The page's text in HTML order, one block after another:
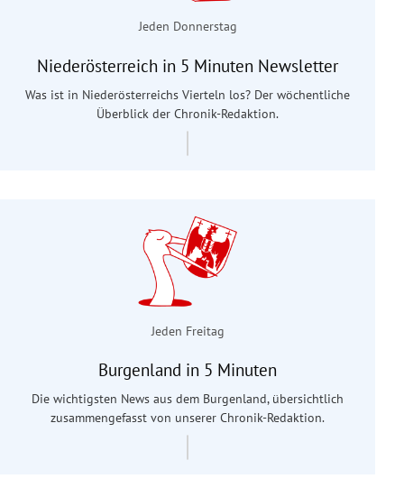
Jeden Donnerstag
Niederösterreich in 5 Minuten Newsletter
Was ist in Niederösterreichs Vierteln los? Der wöchentliche
Überblick der Chronik-Redaktion.
Jeden Freitag
Burgenland in 5 Minuten
Die wichtigsten News aus dem Burgenland, übersichtlich
zusammengefasst von unserer Chronik-Redaktion.